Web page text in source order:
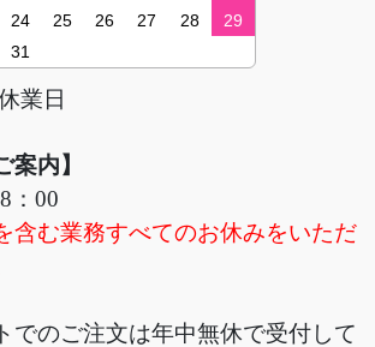
24 25 26 27 28
29
31
業日
案内】
：00
含む業務すべてのお休みをいただ
でのご注文は年中無休で受付して